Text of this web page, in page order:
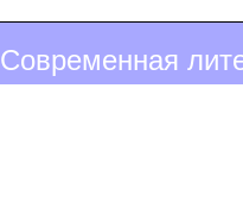
Современная